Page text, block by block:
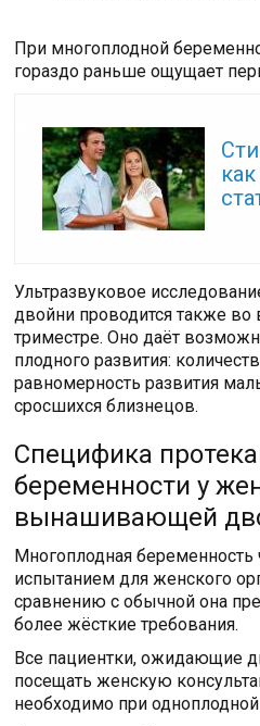
При многоплодной
гораздо раньше ощущает
Ультразвуковое
двойни проводится также во
триместре. Оно даёт
плодного развития:
равномерность развития
сросшихся близнецов.
Специфика
беременности у
вынашивающей
Многоплодная беременность
испытанием для женского
сравнению с обычной она
более жёсткие требования.
Все пациентки, ожидающие
посещать женскую
необходимо при